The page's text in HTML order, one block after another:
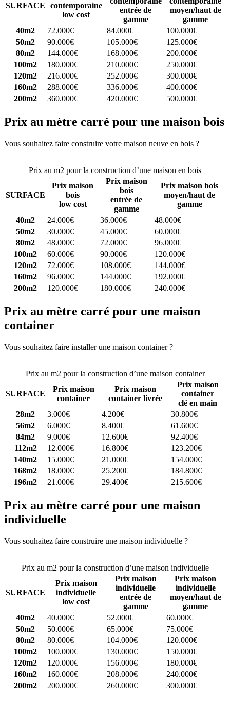
SURFACE
contemporaine
low cost
entrée de
gamme
moyen/haut de
gamme
40m2
72.000€ 84.000€
100.000€
50m2
90.000€ 105.000€
125.000€
80m2
144.000€ 168.000€
200.000€
100m2
180.000€ 210.000€
250.000€
120m2
216.000€ 252.000€
300.000€
160m2
288.000€ 336.000€
400.000€
200m2
360.000€ 420.000€ 500.000€
Prix au mètre carré pour une maison bois
Vous souhaitez faire construire votre maison neuve en bois ?
Prix au m2 pour la construction d’une maison en bois
SURFACE
Prix maison
bois
low cost
Prix maison
bois
entrée de
gamme
Prix maison bois
moyen/haut de
gamme
40m2
24.000€ 36.000€
48.000€
50m2
30.000€ 45.000€
60.000€
80m2
48.000€ 72.000€
96.000€
100m2
60.000€ 90.000€
120.000€
120m2
72.000€ 108.000€
144.000€
160m2
96.000€ 144.000€
192.000€
200m2
120.000€ 180.000€ 240.000€
Prix au mètre carré pour une maison
container
Vous souhaitez faire installer une maison container ?
Prix au m2 pour la construction d’une maison container
SURFACE
Prix maison
container
Prix maison
container livrée
Prix maison
container
clé en main
28m2
3.000€ 4.200€
30.800€
56m2
6.000€ 8.400€
61.600€
84m2
9.000€ 12.600€
92.400€
112m2
12.000€ 16.800€
123.200€
140m2
15.000€ 21.000€
154.000€
168m2
18.000€ 25.200€
184.800€
196m2
21.000€ 29.400€ 215.600€
Prix au mètre carré pour une maison
individuelle
Vous souhaitez faire construire une maison individuelle ?
Prix au m2 pour la construction d’une maison individuelle
SURFACE
Prix maison
individuelle
low cost
Prix maison
individuelle
entrée de
gamme
Prix maison
individuelle
moyen/haut de
gamme
40m2
40.000€ 52.000€
60.000€
50m2
50.000€ 65.000€
75.000€
80m2
80.000€ 104.000€
120.000€
100m2
100.000€ 130.000€
150.000€
120m2
120.000€ 156.000€
180.000€
160m2
160.000€ 208.000€
240.000€
200m2
200.000€ 260.000€ 300.000€